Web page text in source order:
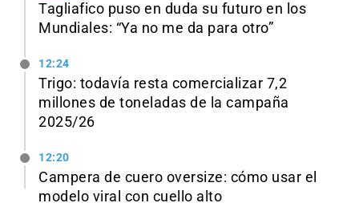
Tagliafico puso en duda su futuro en los
Mundiales: “Ya no me da para otro”
12:24
Trigo: todavía resta comercializar 7,2
millones de toneladas de la campaña
2025/26
12:20
Campera de cuero oversize: cómo usar el
modelo viral con cuello alto